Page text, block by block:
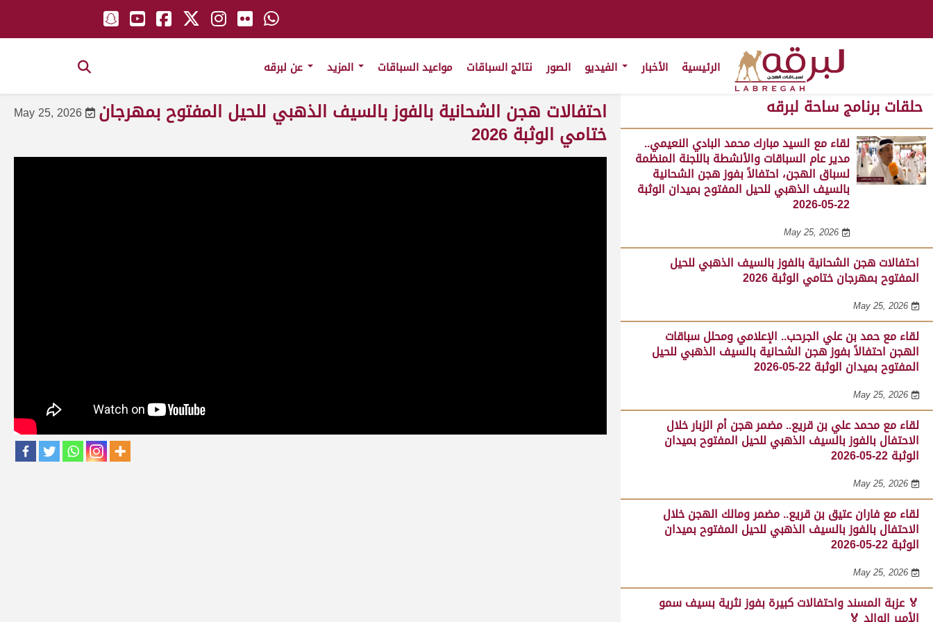
الرئيسية الأخبار الصور نتائج السباقات مواعيد السباقات
حلقات برنامج ساحة لبرقه
لقاء مع السيد مبارك محمد البادي النعيمي..
مدير عام السباقات والأنشطة باللجنة المنظمة
لسباق الهجن، احتفالاً بفوز هجن الشحانية
بالسيف الذهبي للحيل المفتوح بميدان الوثبة
22-05-2026
May 25, 2026
احتفالات هجن الشحانية بالفوز بالسيف الذهبي للحيل
المفتوح بمهرجان ختامي الوثبة 2026
May 25, 2026
لقاء مع حمد بن علي الجرحب.. الإعلامي ومحلل سباقات
الهجن احتفالاً بفوز هجن الشحانية بالسيف الذهبي للحيل
المفتوح بميدان الوثبة 22-05-2026
May 25, 2026
لقاء مع محمد علي بن قريع.. مضمر هجن أم الزبار خلال
الاحتفال بالفوز بالسيف الذهبي للحيل المفتوح بميدان
الوثبة 22-05-2026
May 25, 2026
لقاء مع فاران عتيق بن قريع.. مضمر ومالك الهجن خلال
الاحتفال بالفوز بالسيف الذهبي للحيل المفتوح بميدان
الوثبة 22-05-2026
May 25, 2026
🏅 عزبة المسند واحتفالات كبيرة بفوز نثرية بسيف سمو
May 25, 2026 احتفالات هجن الشحانية بالفوز بالسيف الذهبي للحيل المفتوح بمهرجان
ختامي الوثبة 2026